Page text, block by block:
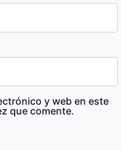
y web en este
que comente.